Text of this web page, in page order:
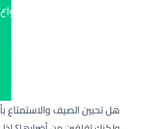
هل تحبين الصيف والاستمتاع